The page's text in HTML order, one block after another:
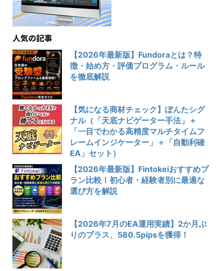
人気の記事
【2026年最新版】Fundoraとは？特
徴・始め方・評価プログラム・ルール
を徹底解説
【気になる商材チェック】ぽんたシグ
ナル（「天底ナビゲーター手法」＋
「一目でわかる高精度マルチタイムフ
レームインジケーター」＋「自動利確
EA」セット）
【2026年最新版】Fintokeiおすすめプ
ラン比較！初心者・経験者別に最適な
選び方を解説
【2026年7月のEA運用実績】2か月ぶ
りのプラス、580.5pipsを獲得！